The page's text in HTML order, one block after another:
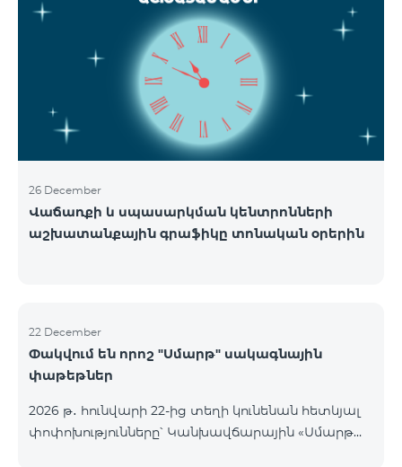
ցանցը կանջատվի Տավուշի և Լոռու մարզերում՝
2026թ.-ի հունվարի 15-ից: Ծառայությունների
անխափան հասանելությունն ապահովելու
նպատակով շարունակում է գործել հատուկ
առաջարկ, որը հնարավորություն է ընձեռում ձեռք
բերել նոր տեխնոլոգիաներով աշխատող բջջային
հեռախոսնե
26 December
Վաճառքի և սպասարկման կենտրոնների
աշխատանքային գրաֆիկը տոնական օրերին
22 December
Փակվում են որոշ "Սմարթ" սակագնային
փաթեթներ
2026 թ․ հունվարի 22-ից տեղի կունենան հետևյալ
փոփոխությունները՝ Կանխավճարային «Սմարթ